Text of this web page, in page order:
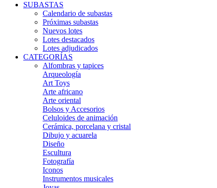
SUBASTAS
Calendario de subastas
Próximas subastas
Nuevos lotes
Lotes destacados
Lotes adjudicados
CATEGORÍAS
Alfombras y tapices
Arqueología
Art Toys
Arte africano
Arte oriental
Bolsos y Accesorios
Celuloides de animación
Cerámica, porcelana y cristal
Dibujo y acuarela
Diseño
Escultura
Fotografía
Iconos
Instrumentos musicales